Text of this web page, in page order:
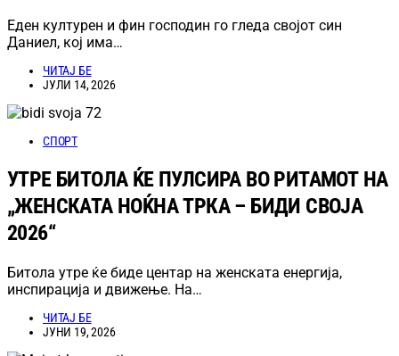
Еден културен и фин господин го гледа својот син
Даниел, кој има…
ЧИТАЈ БЕ
ЈУЛИ 14, 2026
СПОРТ
УТРЕ БИТОЛА ЌЕ ПУЛСИРА ВО РИТАМОТ НА
„ЖЕНСКАТА НОЌНА ТРКА – БИДИ СВОЈА
2026“
Битола утре ќе биде центар на женската енергија,
инспирација и движење. На…
ЧИТАЈ БЕ
ЈУНИ 19, 2026